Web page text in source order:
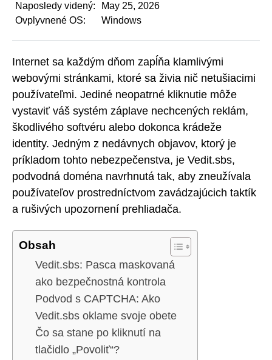
Naposledy videný:
May 25, 2026
Ovplyvnené OS:
Windows
Internet sa každým dňom zapĺňa klamlivými
webovými stránkami, ktoré sa živia nič netušiacimi
používateľmi. Jediné neopatrné kliknutie môže
vystaviť váš systém záplave nechcených reklám,
škodlivého softvéru alebo dokonca krádeže
identity. Jedným z nedávnych objavov, ktorý je
príkladom tohto nebezpečenstva, je Vedit.sbs,
podvodná doména navrhnutá tak, aby zneužívala
používateľov prostredníctvom zavádzajúcich taktík
a rušivých upozornení prehliadača.
Obsah
Vedit.sbs: Pasca maskovaná
ako bezpečnostná kontrola
Podvod s CAPTCHA: Ako
Vedit.sbs oklame svoje obete
Čo sa stane po kliknutí na
tlačidlo „Povoliť“?